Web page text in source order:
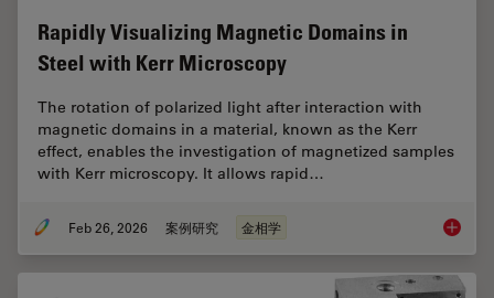
Rapidly Visualizing Magnetic Domains in
Steel with Kerr Microscopy
The rotation of polarized light after interaction with
magnetic domains in a material, known as the Kerr
effect, enables the investigation of magnetized samples
with Kerr microscopy. It allows rapid…
Feb 26, 2026 案例研究 金相学